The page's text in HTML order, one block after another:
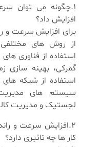
1.چگونه می ‌توان
افزایش داد؟
برای افزایش سرعت و
از روش ‌های مختلفی
استفاده از فناوری
گمرکی، بهینه ‌سازی
استفاده از شبکه
سیستم ‌های
لجستیک و مدیریت
2.افزایش سرعت و
کار ها چه تاثیری دارد؟